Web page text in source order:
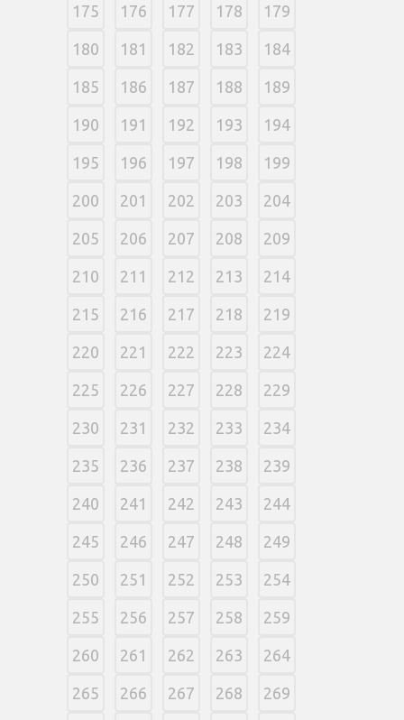
175 176 177 178 179
180 181 182 183 184
185 186 187 188 189
190 191 192 193 194
195 196 197 198 199
200 201 202 203 204
205 206 207 208 209
210 211 212 213 214
215 216 217 218 219
220 221 222 223 224
225 226 227 228 229
230 231 232 233 234
235 236 237 238 239
240 241 242 243 244
245 246 247 248 249
250 251 252 253 254
255 256 257 258 259
260 261 262 263 264
265 266 267 268 269